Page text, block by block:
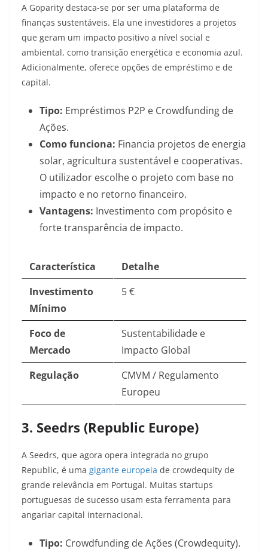
A Goparity destaca-se por ser uma plataforma de
finanças sustentáveis. Ela une investidores a projetos
que geram um impacto positivo a nível social e
ambiental, como transição energética e economia azul.
Adicionalmente, oferece opções de empréstimo e de
capital.
Tipo: Empréstimos P2P e Crowdfunding de
Ações.
Como funciona: Financia projetos de energia
solar, agricultura sustentável e cooperativas.
O utilizador escolhe o projeto com base no
impacto e no retorno financeiro.
Vantagens: Investimento com propósito e
forte transparência de impacto.
Característica
Detalhe
Investimento
Mínimo
5 €
Foco de
Mercado
Sustentabilidade e
Impacto Global
Regulação
CMVM / Regulamento
Europeu
3. Seedrs (Republic Europe)
A Seedrs, que agora opera integrada no grupo
Republic, é uma gigante europeia de crowdequity de
grande relevância em Portugal. Muitas startups
portuguesas de sucesso usam esta ferramenta para
angariar capital internacional.
Tipo: Crowdfunding de Ações (Crowdequity).